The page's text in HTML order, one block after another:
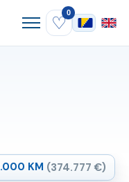
♡0
KM (374.777 €)